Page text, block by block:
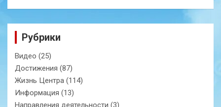
Рубрики
Видео (25)
Достижения (87)
Жизнь Центра (114)
Информация (13)
Направления деятельности (3)